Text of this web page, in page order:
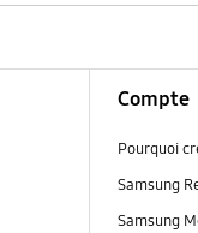
Compte
Pourquoi
Samsung
Samsung